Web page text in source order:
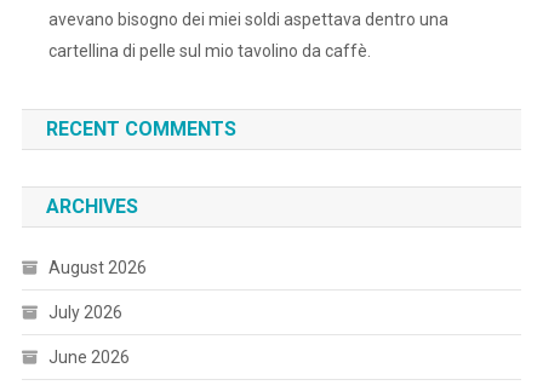
avevano bisogno dei miei soldi aspettava dentro una
cartellina di pelle sul mio tavolino da caffè.
RECENT COMMENTS
ARCHIVES
August 2026
July 2026
June 2026